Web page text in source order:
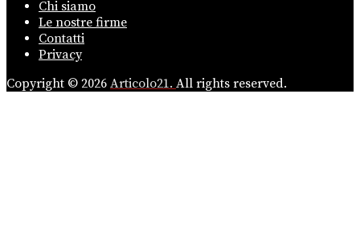
Chi siamo
Le nostre firme
Contatti
Privacy
Copyright © 2026 Articolo21. All rights reserved.